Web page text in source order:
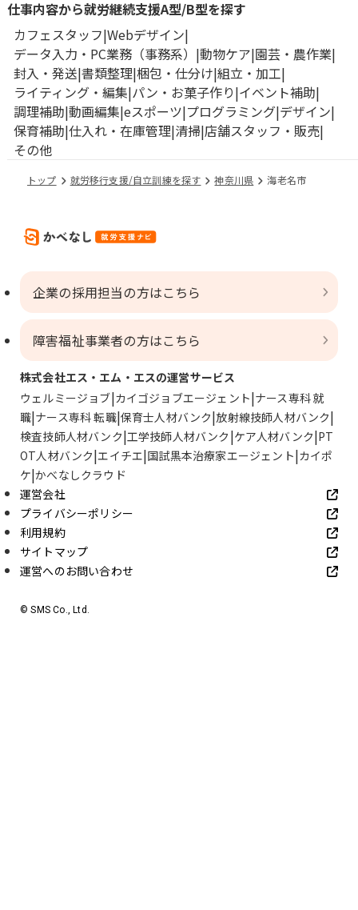
仕事内容から就労継続支援A型/B型を探す
カフェスタッフ Webデザイン
データ入力・PC業務（事務系）
動物ケア 園芸・農作業
封入・発送 書類整理 梱包・仕分け 組立・加工
ライティング・編集 パン・お菓子作り イベント補助
調理補助 動画編集 eスポーツ プログラミング デザイン
保育補助 仕入れ・在庫管理 清掃 店舗スタッフ・販売
その他
トップ 就労移行支援/自立訓練を探す 神奈川県 海老名市
企業の採用担当の方はこちら
障害福祉事業者の方はこちら
株式会社エス・エム・エスの運営サービス
ウェルミージョブ カイゴジョブエージェント ナース専科 就
職 ナース専科 転職 保育士人材バンク 放射線技師人材バンク
検査技師人材バンク 工学技師人材バンク ケア人材バンク PT
OT人材バンク エイチエ 国試黒本治療家エージェント カイポ
ケ かべなしクラウド
運営会社
プライバシーポリシー
利用規約
サイトマップ
運営へのお問い合わせ
© SMS Co., Ltd.